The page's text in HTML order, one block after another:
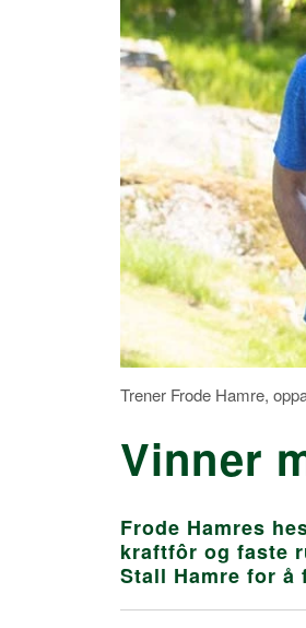
Trener Frode Hamre,
Vinner
Frode Hamres
kraftfôr og faste
Stall Hamre for å